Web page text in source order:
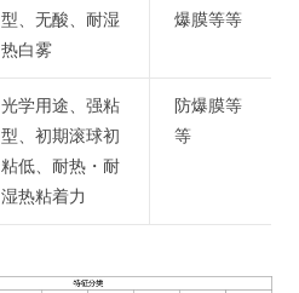
型、无酸、耐湿
热白雾
爆膜等等
光学用途、强粘
型、初期滚球初
粘低、耐热・耐
湿热粘着力
防爆膜等
等